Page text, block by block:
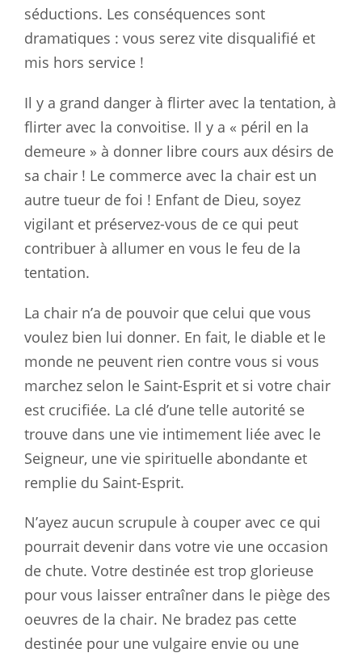
séductions. Les conséquences sont
dramatiques : vous serez vite disqualifié et
mis hors service !
Il y a grand danger à flirter avec la tentation, à
flirter avec la convoitise. Il y a « péril en la
demeure » à donner libre cours aux désirs de
sa chair ! Le commerce avec la chair est un
autre tueur de foi ! Enfant de Dieu, soyez
vigilant et préservez-vous de ce qui peut
contribuer à allumer en vous le feu de la
tentation.
La chair n’a de pouvoir que celui que vous
voulez bien lui donner. En fait, le diable et le
monde ne peuvent rien contre vous si vous
marchez selon le Saint-Esprit et si votre chair
est crucifiée. La clé d’une telle autorité se
trouve dans une vie intimement liée avec le
Seigneur, une vie spirituelle abondante et
remplie du Saint-Esprit.
N’ayez aucun scrupule à couper avec ce qui
pourrait devenir dans votre vie une occasion
de chute. Votre destinée est trop glorieuse
pour vous laisser entraîner dans le piège des
oeuvres de la chair. Ne bradez pas cette
destinée pour une vulgaire envie ou une